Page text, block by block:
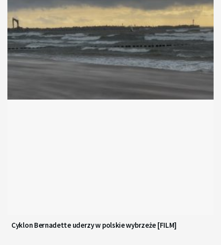
Cyklon Bernadette uderzy w polskie wybrzeże [FILM]